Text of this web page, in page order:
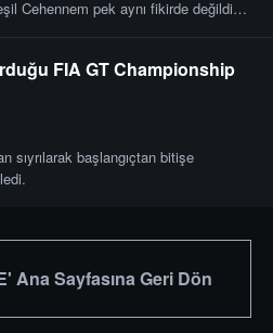
Cehennem pek aynı fikirde değildi…
FIA GT Championship
sıyrılarak başlangıçtan bitişe
Ana Sayfasına Geri Dön